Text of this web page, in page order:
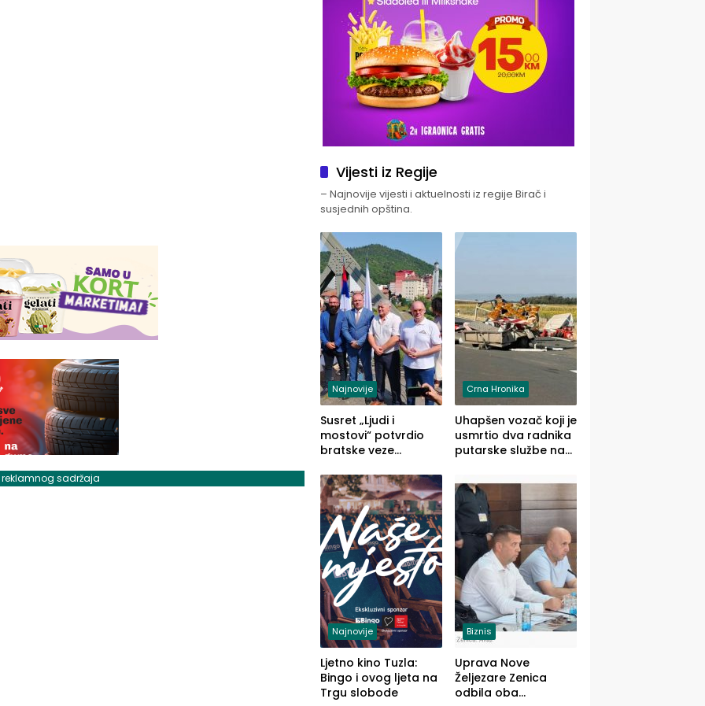
reklamnog sadržaja
Vijesti iz Regije
– Najnovije vijesti i aktuelnosti iz regije Birač i
susjednih opština.
Najnovije
Susret „Ljudi i
mostovi“ potvrdio
bratske veze
Zvornika
Crna Hronika
Uhapšen vozač koji je
usmrtio dva radnika
putarske službe na
prema Šapcu
(FOTO)
Najnovije
Ljetno kino Tuzla:
Bingo i ovog ljeta na
Trgu slobode
Biznis
Uprava Nove
Željezare Zenica
odbila oba